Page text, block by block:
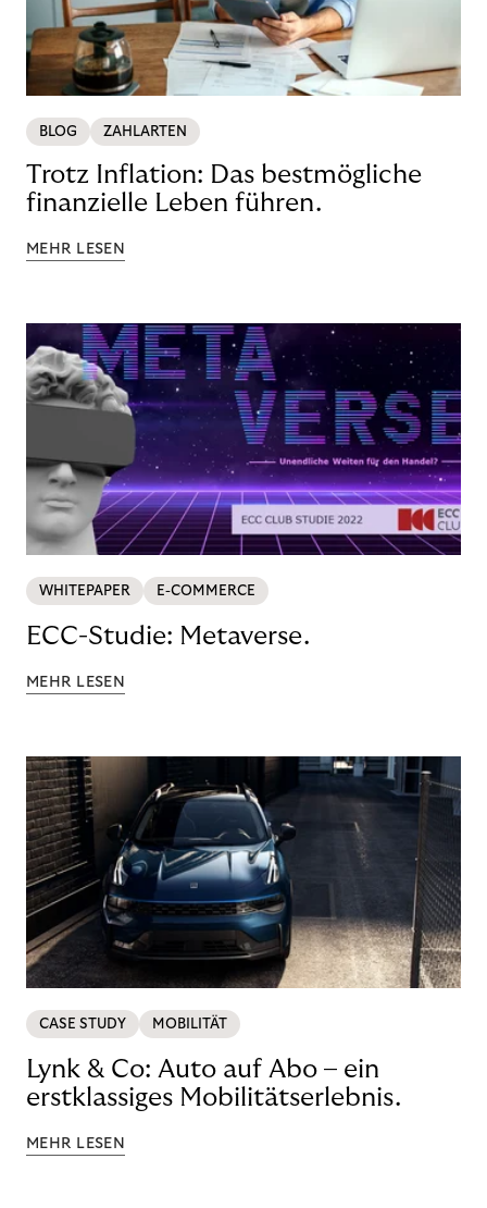
BLOG ZAHLARTEN
Trotz Inflation: Das bestmögliche
finanzielle Leben führen.
MEHR LESEN
WHITEPAPER E-COMMERCE
ECC-Studie: Metaverse.
MEHR LESEN
CASE STUDY MOBILITÄT
Lynk & Co: Auto auf Abo – ein
erstklassiges Mobilitätserlebnis.
MEHR LESEN